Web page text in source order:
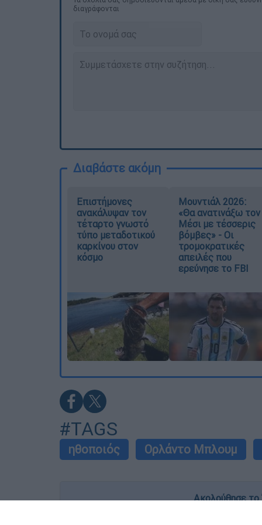
διαγράφονται
Διαβάστε ακόμη
Επιστήμονες
ανακάλυψαν τον
τέταρτο γνωστό
τύπο μεταδοτικού
καρκίνου στον
κόσμο
Μουντιάλ 2026:
«Θα ανατινάξω τον
Μέσι με τέσσερις
βόμβες» - Οι
τρομοκρατικές
απειλές που
ερεύνησε το FBI
#TAGS
ηθοποιός Ορλάντο Μπλουμ
Ακολούθησε το